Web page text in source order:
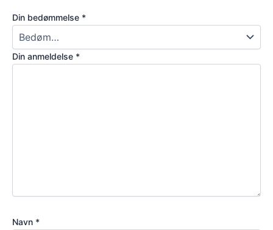
Din bedømmelse *
Din anmeldelse *
Navn *